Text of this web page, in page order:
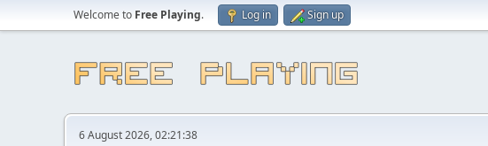
Welcome to Free Playing. Log in Sign up
6 August 2026, 02:21:38